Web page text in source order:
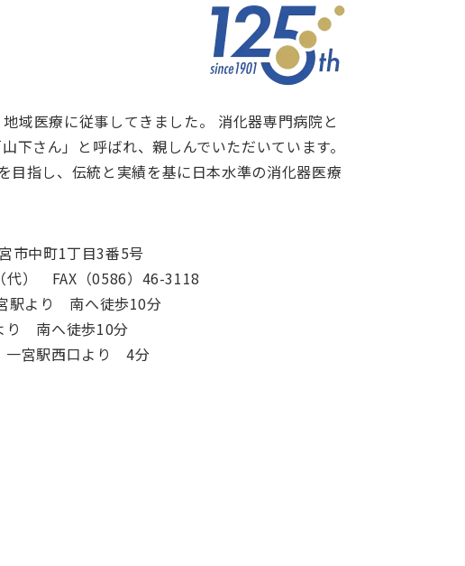
域医療に従事してきました。 消化器専門病院と
さん」と呼ばれ、親しんでいただいています。
指し、伝統と実績を基に日本水準の消化器医療
市中町1丁目3番5号
代） FAX（0586）46-3118
駅より 南へ徒歩10分
り 南へ徒歩10分
一宮駅西口より 4分